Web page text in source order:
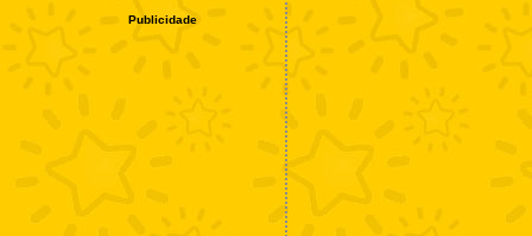
Publicidade